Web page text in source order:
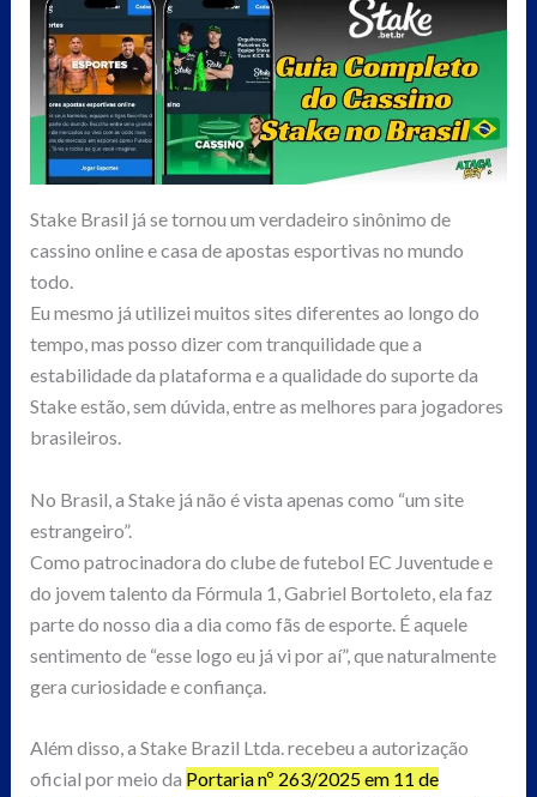
Stake Brasil já se tornou um verdadeiro sinônimo de
cassino online e casa de apostas esportivas no mundo
todo.
Eu mesmo já utilizei muitos sites diferentes ao longo do
tempo, mas posso dizer com tranquilidade que a
estabilidade da plataforma e a qualidade do suporte da
Stake estão, sem dúvida, entre as melhores para jogadores
brasileiros.
No Brasil, a Stake já não é vista apenas como “um site
estrangeiro”.
Como patrocinadora do clube de futebol EC Juventude e
do jovem talento da Fórmula 1, Gabriel Bortoleto, ela faz
parte do nosso dia a dia como fãs de esporte. É aquele
sentimento de “esse logo eu já vi por aí”, que naturalmente
gera curiosidade e confiança.
Além disso, a Stake Brazil Ltda. recebeu a autorização
oficial por meio da Portaria nº 263/2025 em 11 de